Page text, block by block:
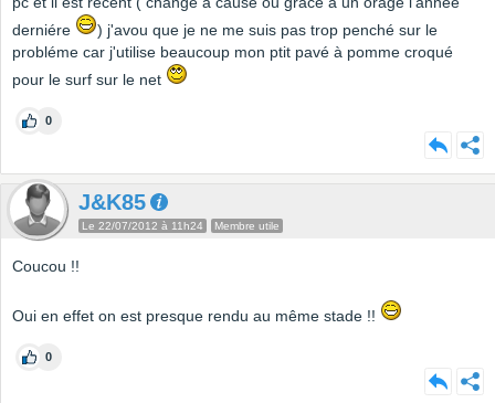
derniére
) j'avou que je ne me suis pas trop penché sur le
probléme car j'utilise beaucoup mon ptit pavé à pomme croqué
pour le surf sur le net
0
J&K85
Le 22/07/2012 à 11h24 Membre utile
Coucou !!
Oui en effet on est presque rendu au même stade !!
0